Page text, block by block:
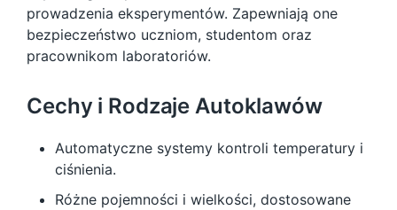
prowadzenia eksperymentów. Zapewniają one
bezpieczeństwo uczniom, studentom oraz
pracownikom laboratoriów.
Cechy i Rodzaje Autoklawów
Automatyczne systemy kontroli temperatury i
ciśnienia.
Różne pojemności i wielkości, dostosowane